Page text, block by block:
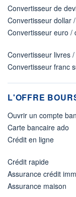
Convertisseur de
Convertisseur dollar
Convertisseur euro /
Convertisseur livres
Convertisseur franc
L'OFFRE
Ouvrir un compte
Carte bancaire ado
Crédit en ligne
Crédit rapide
Assurance crédit
Assurance maison